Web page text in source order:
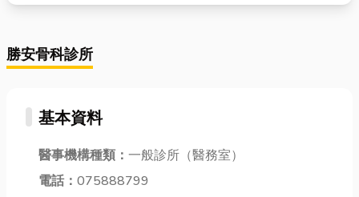
勝安骨科診所
基本資料
醫事機構種類： 一般診所（醫務室）
電話： 075888799